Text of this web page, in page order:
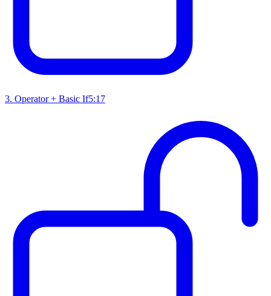
3. Operator + Basic If5:17